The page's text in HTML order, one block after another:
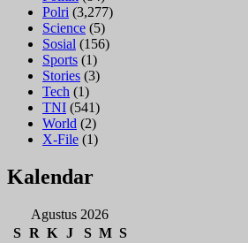
Polri (3,277)
Science (5)
Sosial (156)
Sports (1)
Stories (3)
Tech (1)
TNI (541)
World (2)
X-File (1)
Kalendar
Agustus 2026
S R K J S M S